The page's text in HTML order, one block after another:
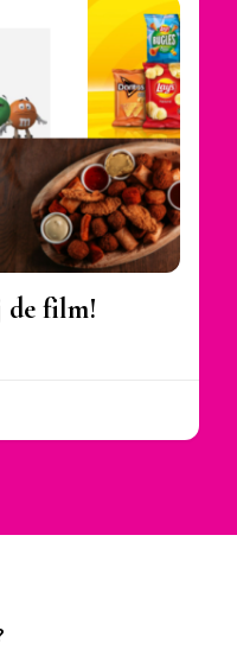
de film!